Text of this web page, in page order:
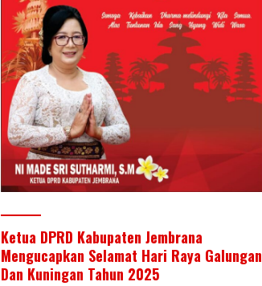
Ketua DPRD Kabupaten Jembrana
Mengucapkan Selamat Hari Raya Galungan
Dan Kuningan Tahun 2025